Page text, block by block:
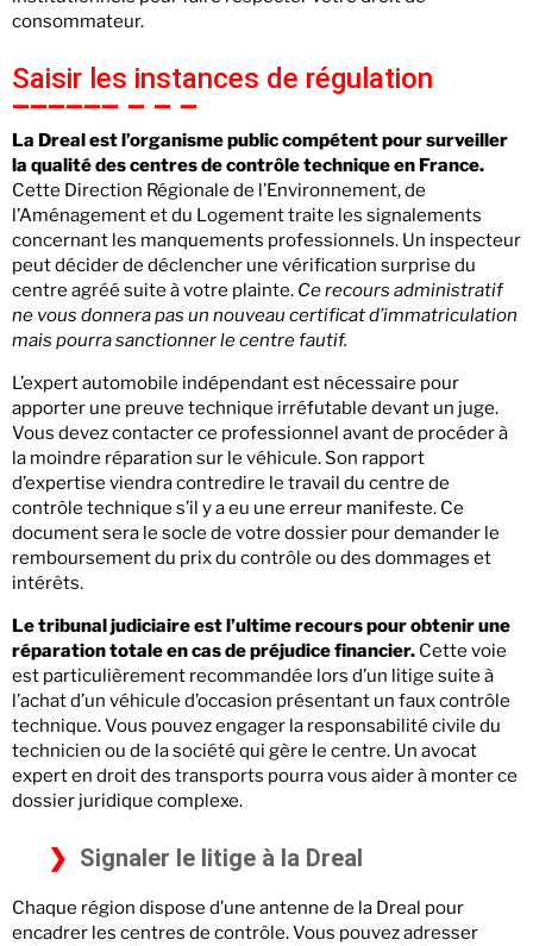
consommateur.
Saisir les instances de régulation
La Dreal est l’organisme public compétent pour surveiller
la qualité des centres de contrôle technique en France.
Cette Direction Régionale de l’Environnement, de
l’Aménagement et du Logement traite les signalements
concernant les manquements professionnels. Un inspecteur
peut décider de déclencher une vérification surprise du
centre agréé suite à votre plainte. Ce recours administratif
ne vous donnera pas un nouveau certificat d’immatriculation
mais pourra sanctionner le centre fautif.
L’expert automobile indépendant est nécessaire pour
apporter une preuve technique irréfutable devant un juge.
Vous devez contacter ce professionnel avant de procéder à
la moindre réparation sur le véhicule. Son rapport
d’expertise viendra contredire le travail du centre de
contrôle technique s’il y a eu une erreur manifeste. Ce
document sera le socle de votre dossier pour demander le
remboursement du prix du contrôle ou des dommages et
intérêts.
Le tribunal judiciaire est l’ultime recours pour obtenir une
réparation totale en cas de préjudice financier. Cette voie
est particulièrement recommandée lors d’un litige suite à
l’achat d’un véhicule d’occasion présentant un faux contrôle
technique. Vous pouvez engager la responsabilité civile du
technicien ou de la société qui gère le centre. Un avocat
expert en droit des transports pourra vous aider à monter ce
dossier juridique complexe.
Signaler le litige à la Dreal
Chaque région dispose d’une antenne de la Dreal pour
encadrer les centres de contrôle. Vous pouvez adresser